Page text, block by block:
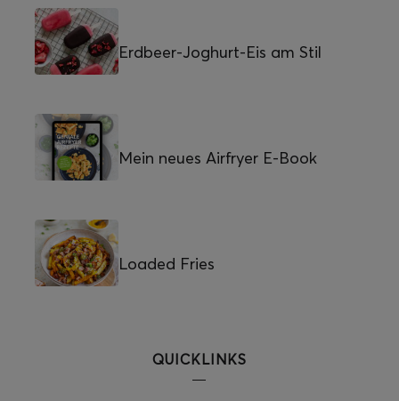
Erdbeer-Joghurt-Eis am Stil
Mein neues Airfryer E-Book
Loaded Fries
QUICKLINKS